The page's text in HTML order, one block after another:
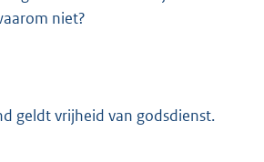
niet?
geldt vrijheid van godsdienst.